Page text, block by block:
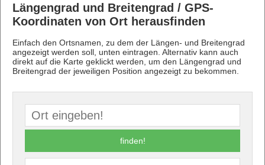
Längengrad und Breitengrad / GPS-
Koordinaten von Ort herausfinden
Einfach den Ortsnamen, zu dem der Längen- und Breitengrad
angezeigt werden soll, unten eintragen. Alternativ kann auch
direkt auf die Karte geklickt werden, um den Längengrad und
Breitengrad der jeweiligen Position angezeigt zu bekommen.
finden!